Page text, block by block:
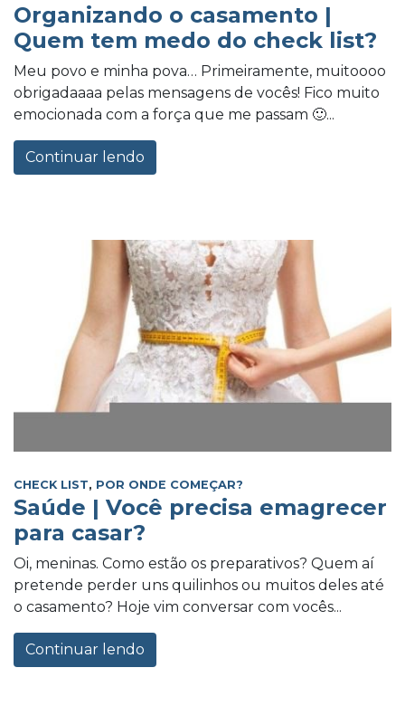
Organizando o casamento |
Quem tem medo do check list?
Meu povo e minha pova… Primeiramente, muitoooo
obrigadaaaa pelas mensagens de vocês! Fico muito
emocionada com a força que me passam 🙂...
Continuar lendo
CHECK LIST, POR ONDE COMEÇAR?
Saúde | Você precisa emagrecer
para casar?
Oi, meninas. Como estão os preparativos? Quem aí
pretende perder uns quilinhos ou muitos deles até
o casamento? Hoje vim conversar com vocês...
Continuar lendo